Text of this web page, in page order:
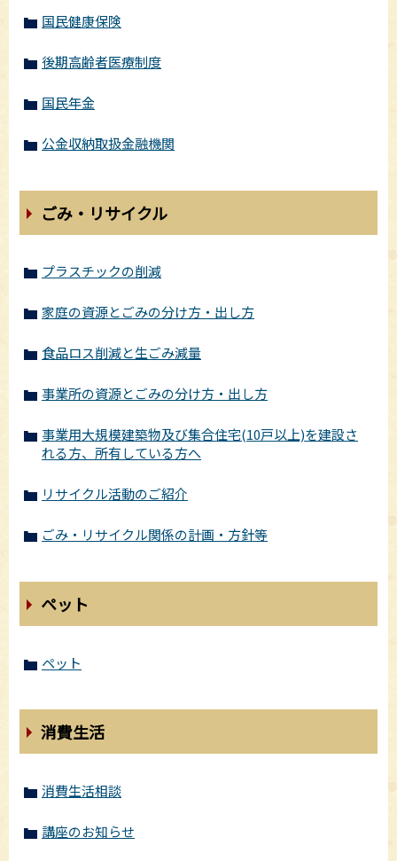
国民健康保険
後期高齢者医療制度
国民年金
公金収納取扱金融機関
ごみ・リサイクル
プラスチックの削減
家庭の資源とごみの分け方・出し方
食品ロス削減と生ごみ減量
事業所の資源とごみの分け方・出し方
事業用大規模建築物及び集合住宅(10戸以上)を建設さ
れる方、所有している方へ
リサイクル活動のご紹介
ごみ・リサイクル関係の計画・方針等
ペット
ペット
消費生活
消費生活相談
講座のお知らせ